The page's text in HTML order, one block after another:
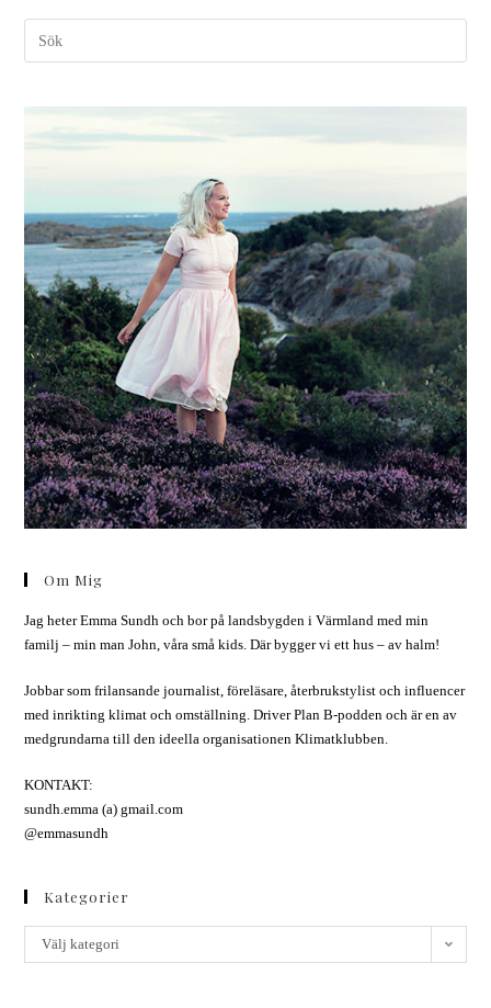
Om Mig
Jag heter Emma Sundh och bor på landsbygden i Värmland med min
familj – min man John, våra små kids. Där bygger vi ett hus – av halm!
Jobbar som frilansande journalist, föreläsare, återbrukstylist och influencer
med inrikting klimat och omställning. Driver Plan B-podden och är en av
medgrundarna till den ideella organisationen Klimatklubben.
KONTAKT:
sundh.emma (a) gmail.com
@emmasundh
Kategorier
Välj kategori